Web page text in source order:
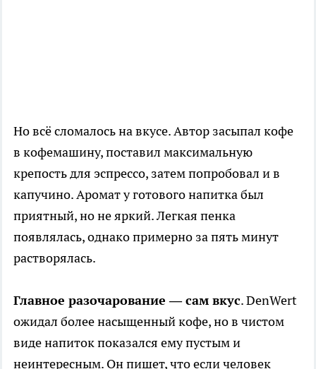
Но всё сломалось на вкусе. Автор засыпал кофе
в кофемашину, поставил максимальную
крепость для эспрессо, затем попробовал и в
капучино. Аромат у готового напитка был
приятный, но не яркий. Легкая пенка
появлялась, однако примерно за пять минут
растворялась.
Главное разочарование — сам вкус. DenWert
ожидал более насыщенный кофе, но в чистом
виде напиток показался ему пустым и
неинтересным. Он пишет, что если человек